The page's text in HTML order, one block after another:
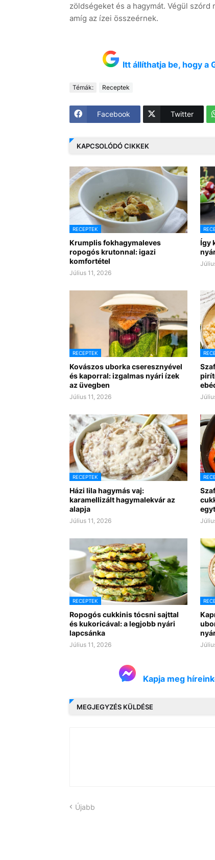
zöldségeket és a hagymát. Végül
amíg az ízei összeérnek.
Itt állíthatja be, hogy a
Témák: Receptek
Facebook Twitter
KAPCSOLÓDÓ CIKKEK
RECEPTEK
Krumplis fokhagymaleves
ropogós krutonnal: igazi
komfortétel
Július 11, 2026
Így
RECEPTEK
Kovászos uborka cseresznyével
és kaporral: izgalmas nyári ízek
az üvegben
Július 11, 2026
RECEPTEK
Házi lila hagymás vaj:
karamellizált hagymalekvár az
alapja
Július 11, 2026
RECEPTEK
Ropogós cukkinis tócsni sajttal
és kukoricával: a legjobb nyári
lapcsánka
Július 11, 2026
Kapja meg
MEGJEGYZÉS KÜLDÉSE
Újabb